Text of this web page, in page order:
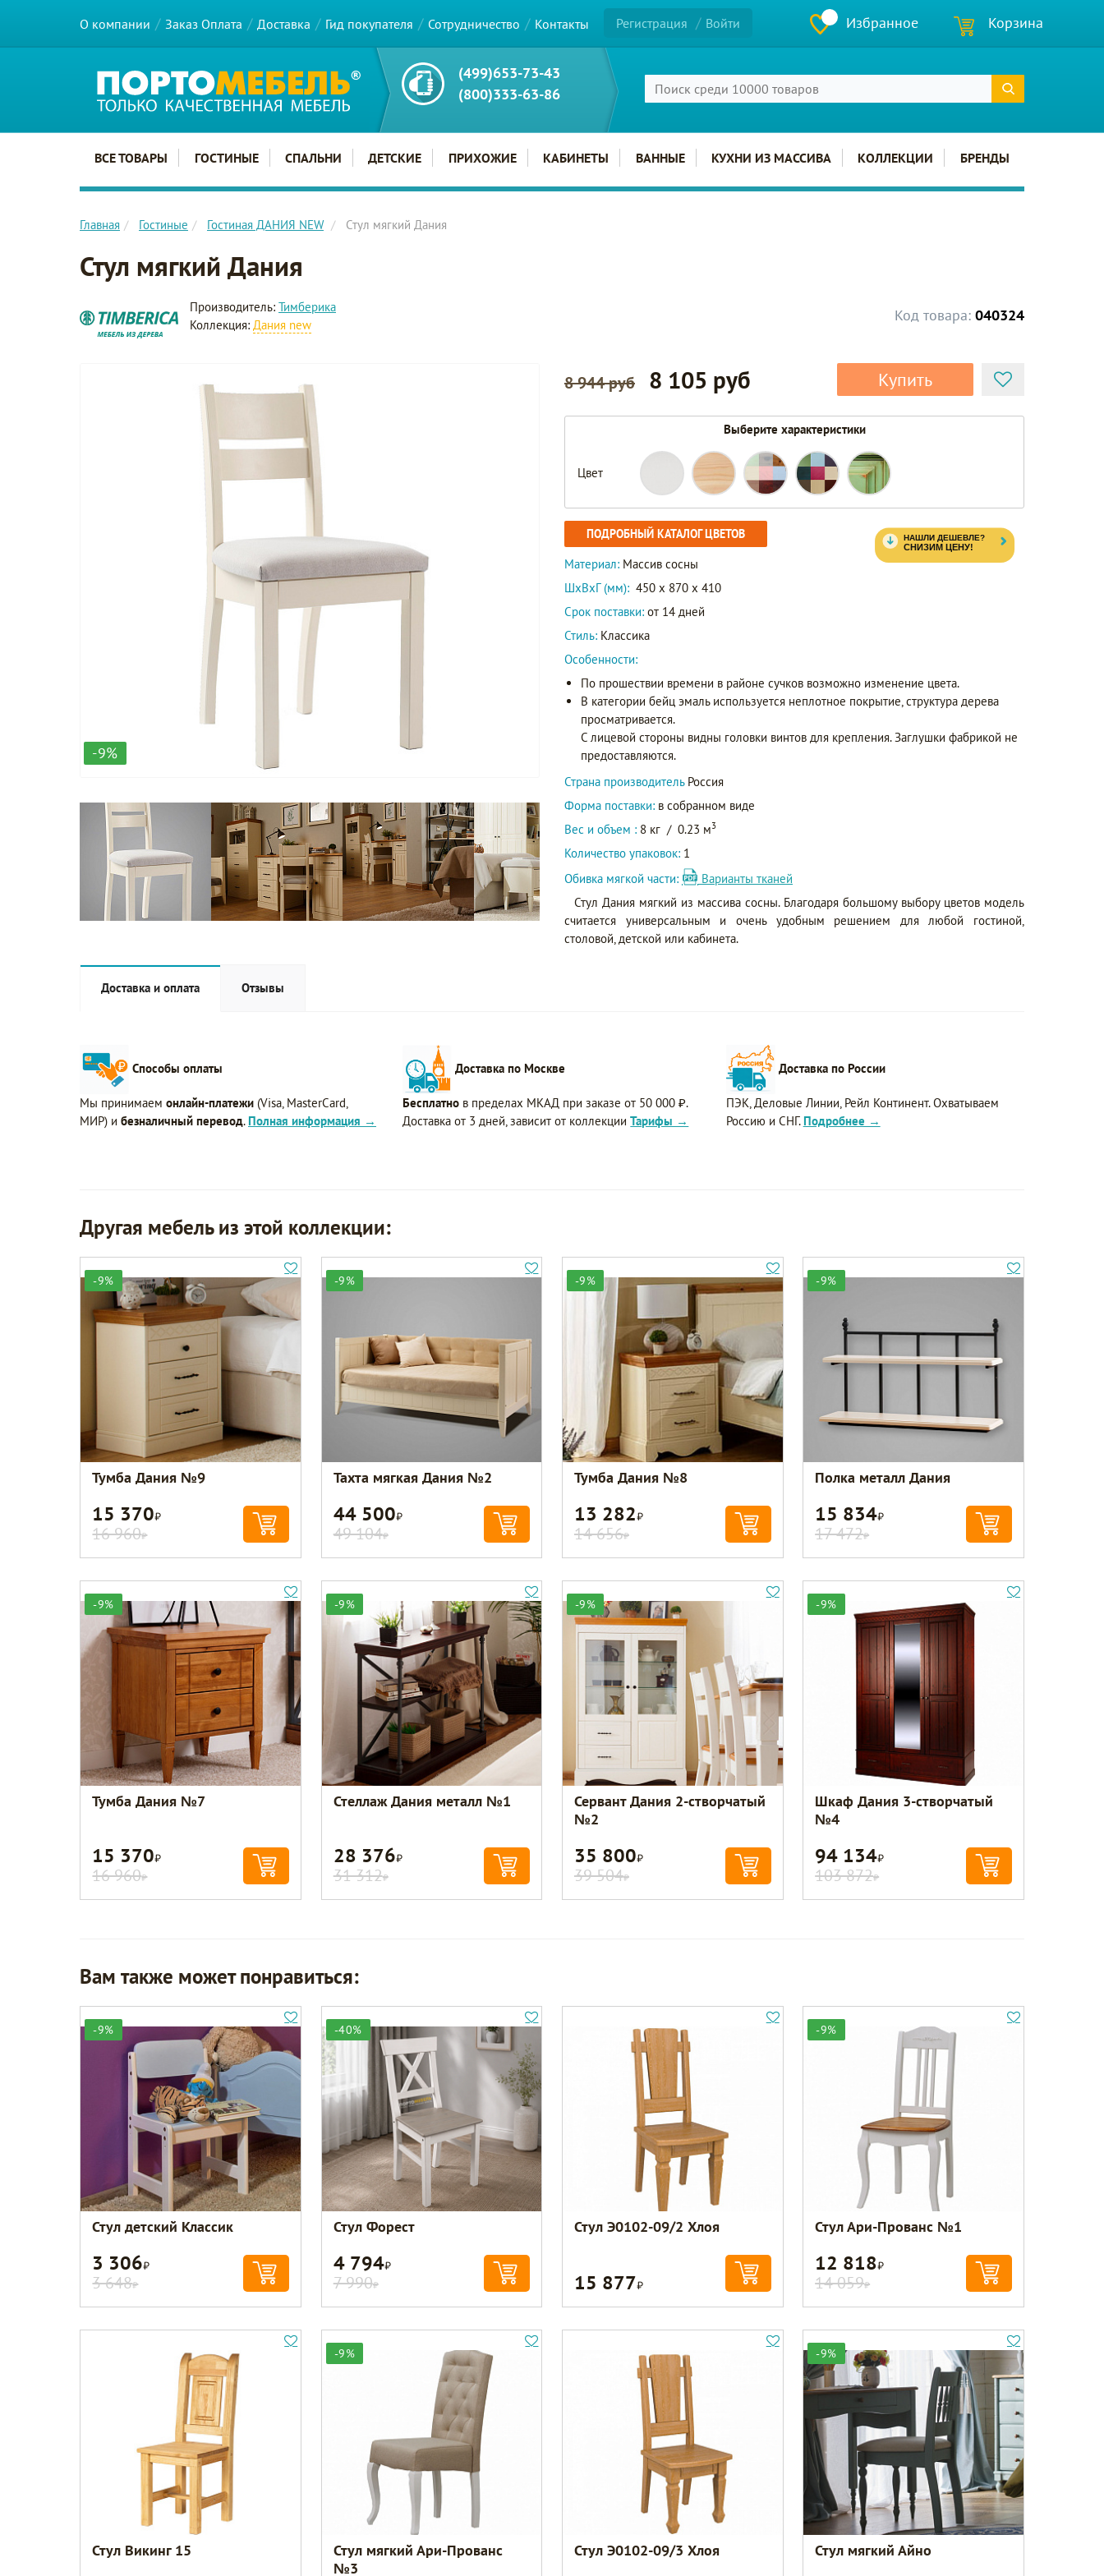
О компании Заказ Оплата Доставка Гид покупателя Сотрудничество Контакты Регистрация Войти Избранное Корзина
(499)653-73-43
(800)333-63-86
Главное меню сайта
ВСЕ ТОВАРЫ ГОСТИНЫЕ СПАЛЬНИ ДЕТСКИЕ ПРИХОЖИЕ КАБИНЕТЫ ВАННЫЕ КУХНИ ИЗ МАССИВА КОЛЛЕКЦИИ БРЕНДЫ
Главная Гостиные Гостиная ДАНИЯ NEW Стул мягкий Дания
Стул мягкий Дания
Код товара: 040324
Производитель: Тимберика
Коллекция: Дания new
-9%
8 944 руб 8 105 руб Купить
Выберите характеристики
Цвет
ПОДРОБНЫЙ КАТАЛОГ ЦВЕТОВ
Материал: Массив сосны
ШxВxГ (мм): 450 x 870 x 410
Срок поставки: от 14 дней
Стиль: Классика
Особенности:
По прошествии времени в районе сучков возможно изменение цвета.
В категории бейц эмаль используется неплотное покрытие, структура дерева
просматривается.
С лицевой стороны видны головки винтов для крепления. Заглушки фабрикой не
предоставляются.
Страна производитель Россия
Форма поставки: в собранном виде
Вес и объем : 8 кг / 0.23 м3
Количество упаковок: 1
Обивка мягкой части:
Варианты тканей
Стул Дания мягкий из массива сосны. Благодаря большому выбору цветов модель
считается универсальным и очень удобным решением для любой гостиной,
столовой, детской или кабинета.
Доставка и оплата Отзывы
Способы оплаты
Мы принимаем онлайн-платежи (Visa, MasterCard,
МИР) и безналичный перевод. Полная информация →
Доставка по Москве
Бесплатно в пределах МКАД при заказе от 50 000 ₽.
Доставка от 3 дней, зависит от коллекцииТарифы →
Доставка по России
ПЭК, Деловые Линии, Рейл Континент. Охватываем
Россию и СНГ. Подробнее →
Другая мебель из этой коллекции:
-9%
Тумба Дания №9
15 370Р
16 960Р
-9%
Тахта мягкая Дания №2
44 500Р
49 104Р
-9%
Тумба Дания №8
13 282Р
14 656Р
-9%
Полка металл Дания
15 834Р
17 472Р
-9%
Тумба Дания №7
15 370Р
16 960Р
-9%
Стеллаж Дания металл №1
28 376Р
31 312Р
-9%
Сервант Дания 2-створчатый
№2
35 800Р
39 504Р
-9%
Шкаф Дания 3-створчатый
№4
94 134Р
103 872Р
Вам также может понравиться:
-9%
Стул детский Классик
3 306Р
3 648Р
-40%
Стул Форест
4 794Р
7 990Р
Стул Э0102-09/2 Хлоя
15 877Р
-9%
Стул Ари-Прованс №1
12 818Р
14 059Р
Стул Викинг 15
-9%
Стул мягкий Ари-Прованс
№3
Стул Э0102-09/3 Хлоя
-9%
Стул мягкий Айно